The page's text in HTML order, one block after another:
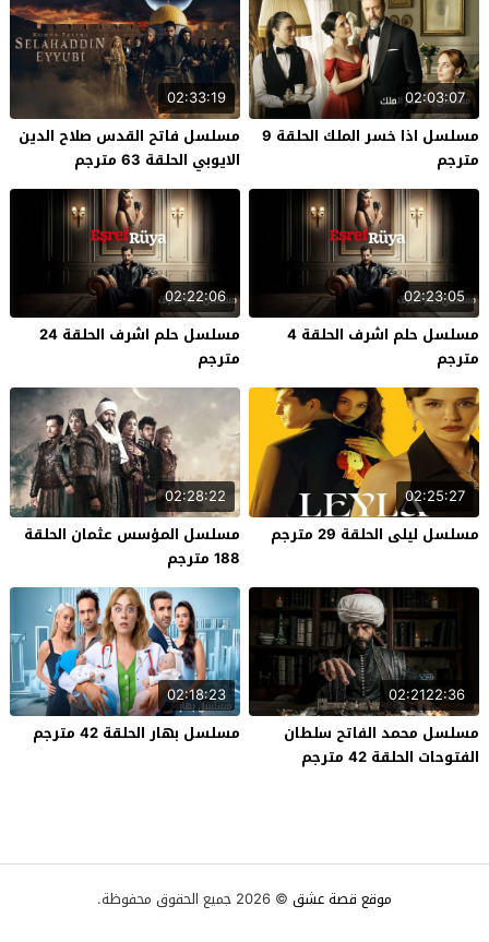
02:03:07
مسلسل اذا خسر الملك الحلقة 9
مترجم
02:33:19
مسلسل فاتح القدس صلاح الدين
الايوبي الحلقة 63 مترجم
02:23:05
مسلسل حلم اشرف الحلقة 4
مترجم
02:22:06
مسلسل حلم اشرف الحلقة 24
مترجم
02:25:27
مسلسل ليلى الحلقة 29 مترجم
02:28:22
مسلسل المؤسس عثمان الحلقة
188 مترجم
02:2122:36
مسلسل محمد الفاتح سلطان
الفتوحات الحلقة 42 مترجم
02:18:23
مسلسل بهار الحلقة 42 مترجم
موقع قصة عشق © 2026 جميع الحقوق محفوظة.